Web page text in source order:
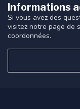
Informations
Si vous avez des
visitez notre page de
coordonnées.